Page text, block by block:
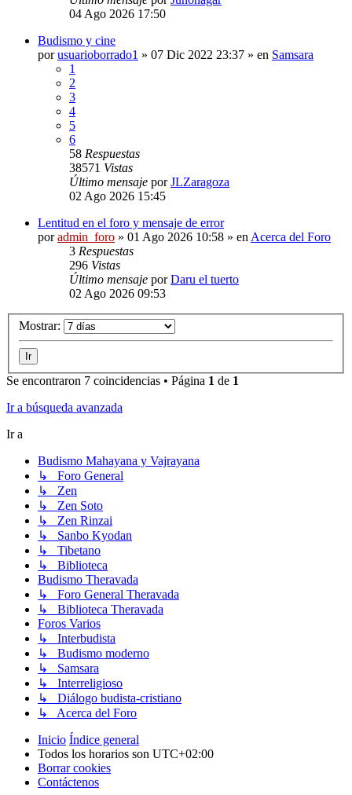
04 Ago 2026 17:50
Budismo y cine
porusuarioborrado1 » 07 Dic 2022 23:37 » en Samsara
1
2
3
4
5
6
58 Respuestas
38571 Vistas
Último mensaje porJLZaragoza
02 Ago 2026 15:45
Lentitud en el foro y mensaje de error
poradmin_foro » 01 Ago 2026 10:58 » en Acerca del Foro
3 Respuestas
296 Vistas
Último mensaje porDaru el tuerto
02 Ago 2026 09:53
Mostrar:
Se encontraron 7 coincidencias • Página 1 de 1
Ir a búsqueda avanzada
Ir a
Budismo Mahayana y Vajrayana
↳ Foro General
↳ Zen
↳ Zen Soto
↳ Zen Rinzai
↳ Sanbo Kyodan
↳ Tibetano
↳ Biblioteca
Budismo Theravada
↳ Foro General Theravada
↳ Biblioteca Theravada
Foros Varios
↳ Interbudista
↳ Budismo moderno
↳ Samsara
↳ Interreligioso
↳ Diálogo budista-cristiano
↳ Acerca del Foro
Inicio Índice general
Todos los horarios son UTC+02:00
Borrar cookies
Contáctenos